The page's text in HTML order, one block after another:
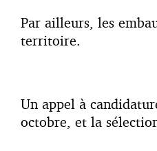
Par ailleurs, les
territoire.
Un appel à
octobre, et la